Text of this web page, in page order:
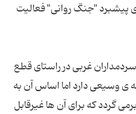
پیشبرد "جنگ روانی" فعالیت
غربی در راستای قطع
ی وسیعی دارد اما اساس آن به
گردد که برای آن ها غیرقابل